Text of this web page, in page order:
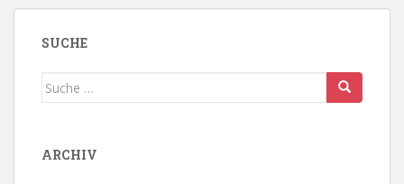
SUCHE
Suche
ARCHIV